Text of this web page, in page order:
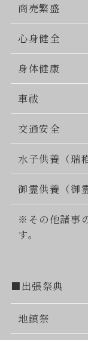
商売繁盛
心身健全
身体健康
車祓
交通安全
水子供養（瑞
御霊供養（御
※その他諸事
す。
■出張祭典
地鎮祭